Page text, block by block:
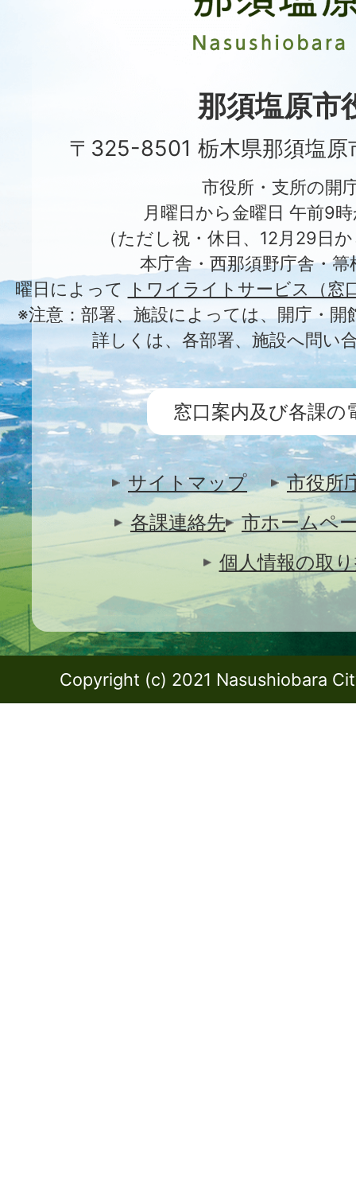
市
City
那須塩原市
〒325-8501 栃木県那須塩原
市役所・支所の開
月曜日から金曜日 午前9
（ただし祝・休日、12月29日
本庁舎・西那須野庁舎・
曜日によって
トワイライトサービス（窓
※注意：部署、施設によっては、開庁・
詳しくは、各部署、施設へ問い
窓口案内及び各課の
サイトマップ
市役所
各課連絡先
市ホームペ
個人情報の取
Copyright (c) 2021 Nasushiobara